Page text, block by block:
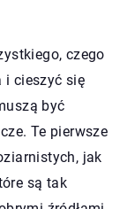
czego
i cieszyć się
być
Te pierwsze
jak
są tak